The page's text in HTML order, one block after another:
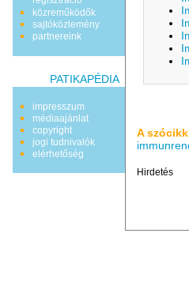
közreműködők
sajtóközlemény
partnereink
PATIKAPÉDIA
impresszum
médiaajánlat
copyright
jogi tudnivalók
elérhetőség
A
Hirdetés